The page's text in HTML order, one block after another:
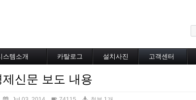
스템소개
붕융설시스템
카탈로그 설치사진 고객센터
제신문 보도 내용